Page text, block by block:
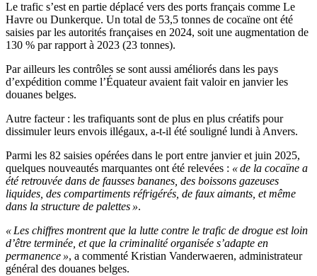
Le trafic s’est en partie déplacé vers des ports français comme Le
Havre ou Dunkerque. Un total de 53,5 tonnes de cocaïne ont été
saisies par les autorités françaises en 2024, soit une augmentation de
130 % par rapport à 2023 (23 tonnes).
Par ailleurs les contrôles se sont aussi améliorés dans les pays
d’expédition comme l’Équateur avaient fait valoir en janvier les
douanes belges.
Autre facteur : les trafiquants sont de plus en plus créatifs pour
dissimuler leurs envois illégaux, a-t-il été souligné lundi à Anvers.
Parmi les 82 saisies opérées dans le port entre janvier et juin 2025,
quelques nouveautés marquantes ont été relevées : « de la cocaïne a
été retrouvée dans de fausses bananes, des boissons gazeuses
liquides, des compartiments réfrigérés, de faux aimants, et même
dans la structure de palettes ».
« Les chiffres montrent que la lutte contre le trafic de drogue est loin
d’être terminée, et que la criminalité organisée s’adapte en
permanence », a commenté Kristian Vanderwaeren, administrateur
général des douanes belges.